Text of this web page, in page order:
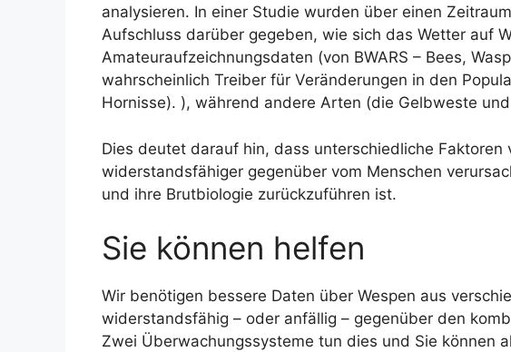
analysieren. In einer Studie wurden über einen
Aufschluss darüber gegeben, wie sich das Wetter auf
Amateuraufzeichnungsdaten (von BWARS – Bees,
wahrscheinlich Treiber für Veränderungen in den
Hornisse). ), während andere Arten (die Gelbweste
Dies deutet darauf hin, dass unterschiedliche
widerstandsfähiger gegenüber vom Menschen
und ihre Brutbiologie zurückzuführen ist.
Sie können helfen
Wir benötigen bessere Daten über Wespen aus
widerstandsfähig – oder anfällig – gegenüber den
Zwei Überwachungssysteme tun dies und Sie können